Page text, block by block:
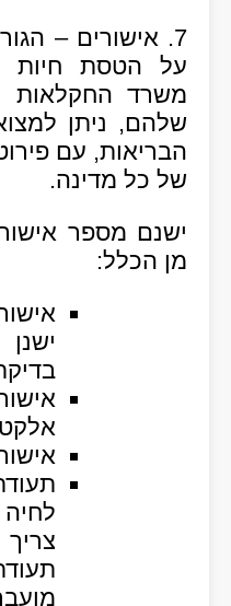
7. אישורים
–
על הטסת חיות
משרד החקלאות
שלהם, ניתן
הבריאות, עם
של כל מדינה.
ישנם מספר
מן הכלל: